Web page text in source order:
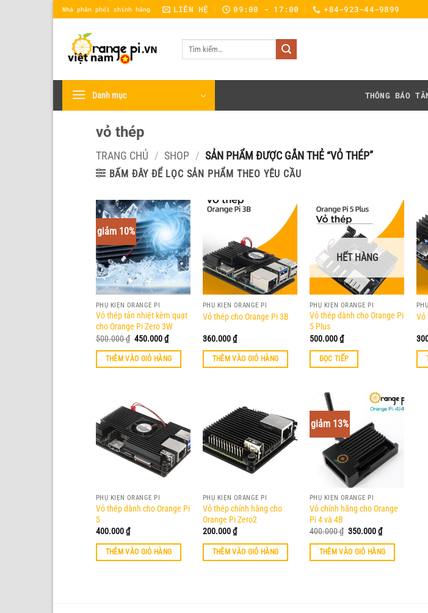
Bỏ
qua
dung
Nhà phân phối chính hãng LIÊN HỆ 09:00 - 17:00 +84-923-44-9899
Danh mục THÔNG BÁO
vỏ thép
TRANG CHỦ / SHOP / SẢN PHẨM ĐƯỢC GẮN THẺ “VỎ THÉP”
BẤM ĐÂY ĐỂ LỌC SẢN PHẨM THEO YÊU CẦU
giảm 10%
PHỤ KIỆN ORANGE PI
Vỏ thép tản nhiệt kèm quạt
cho Orange Pi Zero 3W
500.000₫ Giá
là:
500.000 ₫.
450.000₫Giá
tại
là:
THÊM VÀO GIỎ HÀNG
PHỤ KIỆN ORANGE PI
Vỏ thép cho Orange Pi 3B
360.000₫
THÊM VÀO GIỎ HÀNG
HẾT HÀNG
PHỤ KIỆN ORANGE PI
Vỏ thép dành cho Orange Pi
5 Plus
500.000₫
ĐỌC TIẾP
Vỏ
PHỤ KIỆN ORANGE PI
Vỏ thép dành cho Orange Pi
5
400.000₫
THÊM VÀO GIỎ HÀNG
PHỤ KIỆN ORANGE PI
Vỏ thép chính hãng cho
Orange Pi Zero2
200.000₫
THÊM VÀO GIỎ HÀNG
giảm 13%
PHỤ KIỆN ORANGE PI
Vỏ chính hãng cho Orange
Pi 4 và 4B
400.000₫ Giá
là:
400.000 ₫.
350.000₫Giá
tại
là:
THÊM VÀO GIỎ HÀNG